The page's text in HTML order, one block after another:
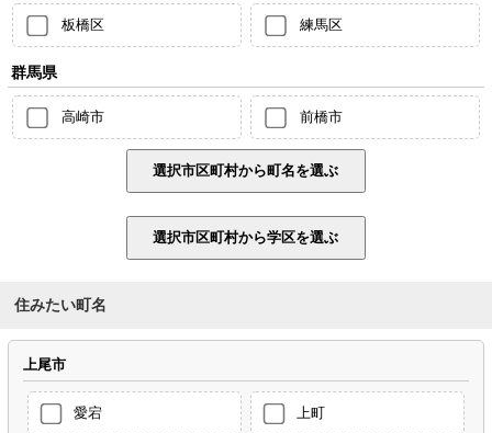
板橋区 練馬区
群馬県
高崎市 前橋市
住みたい町名
上尾市
愛宕 上町